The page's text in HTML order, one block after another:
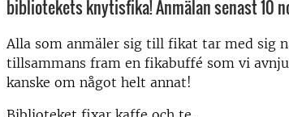
bibliotekets knytisfika! Anmälan senast 10
Alla som anmäler sig till fikat tar med sig
tillsammans fram en fikabuffé som vi
kanske om något helt annat!